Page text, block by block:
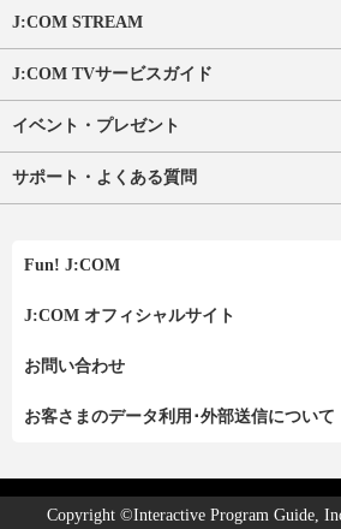
J:COM STREAM
J:COM TVサービスガイド
イベント・プレゼント
サポート・よくある質問
Fun! J:COM
J:COM オフィシャルサイト
お問い合わせ
お客さまのデータ利用･外部送信について
Copyright ©Interactive Program Guide,